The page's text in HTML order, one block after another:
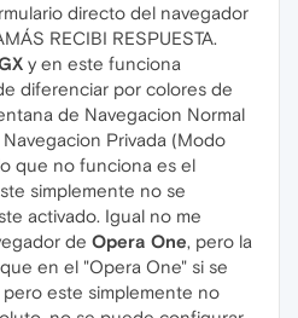
directo del navegador
RECIBI RESPUESTA.
y en este funciona
diferenciar por colores de
de Navegacion Normal
Privada (Modo
que no funciona es el
simplemente no se
activado. Igual no me
de Opera One, pero la
en el "Opera One" si se
pero este simplemente no